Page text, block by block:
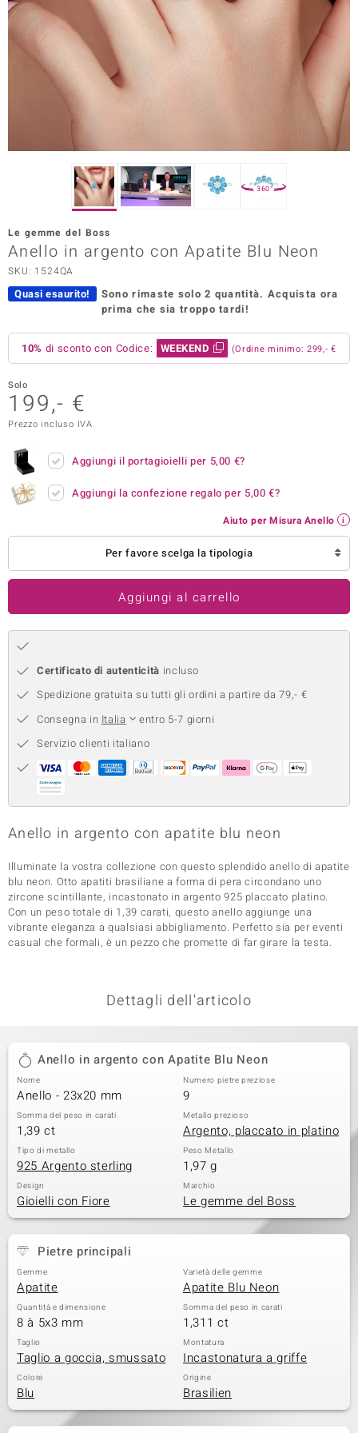
Designs
SELECTION
Paraíso
Collection
360°
Le gemme del Boss
Anello in argento con Apatite Blu Neon
SKU: 1524QA
Quasi esaurito! Sono rimaste solo 2 quantità. Acquista ora
prima che sia troppo tardi!
10% di sconto con Codice: WEEKEND (Ordine minimo: 299,- €
Solo
199,- €
Prezzo incluso IVA
Aggiungi il portagioielli per 5,00 €?
Aggiungi la confezione regalo per 5,00 €?
Aiuto per Misura Anello
Per favore scelga la tipologia
Aggiungi al carrello
Certificato di autenticità incluso
Spedizione gratuita su tutti gli ordini a partire da 79,- €
Consegna in Italia
entro 5-7 giorni
Servizio clienti italiano
Anello in argento con apatite blu neon
Illuminate la vostra collezione con questo splendido anello di apatite
blu neon. Otto apatiti brasiliane a forma di pera circondano uno
zircone scintillante, incastonato in argento 925 placcato platino.
Con un peso totale di 1,39 carati, questo anello aggiunge una
vibrante eleganza a qualsiasi abbigliamento. Perfetto sia per eventi
casual che formali, è un pezzo che promette di far girare la testa.
Dettagli dell'articolo
Anello in argento con Apatite Blu Neon
Nome
Anello - 23x20 mm
Numero pietre preziose
9
Somma del peso in carati
1,39 ct
Metallo prezioso
Argento, placcato in platino
Tipo di metallo
925 Argento sterling
Peso Metallo
1,97 g
Design
Gioielli con Fiore
Marchio
Le gemme del Boss
Pietre principali
Gemme
Apatite
Varietà delle gemme
Apatite Blu Neon
Quantità e dimensione
8 à 5x3 mm
Somma del peso in carati
1,311 ct
Taglio
Taglio a goccia, smussato
Montatura
Incastonatura a griffe
Colore
Blu
Origine
Brasilien